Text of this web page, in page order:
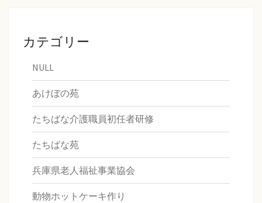
カテゴリー
NULL
あけぼの苑
たちばな介護職員初任者研修
たちばな苑
兵庫県老人福祉事業協会
動物ホットケーキ作り